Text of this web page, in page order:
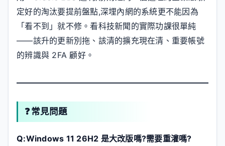
定好的淘汰要提前盤點,深埋內網的系統更不能因為
「看不到」就不修。看科技新聞的實際功課很單純
——該升的更新別拖、該清的擴充現在清、重要帳號
的辨識與 2FA 顧好。
❓ 常見問題
Q:Windows 11 26H2 是大改版嗎?需要重灌嗎?